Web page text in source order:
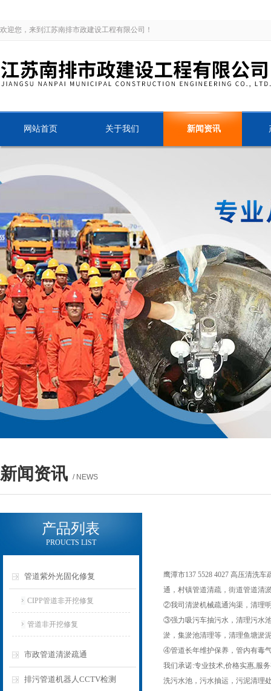
欢迎您，来到江苏南排市政建设工程有限公司！
网站首页 关于我们 新闻资讯
新闻资讯 / NEWS
产品列表
PROUCTS LIST
管道紫外光固化修复
CIPP管道非开挖修复
管道非开挖修复
市政管道清淤疏通
排污管道机器人CCTV检测
鹰潭市137 5528 4027 高压清洗
通，村镇管道清疏，街道管道清
②我司清淤机械疏通沟渠，清理
③强力吸污车抽污水，清理污水
淤，集淤池清理等，清理鱼塘淤
④管道长年维护保养，管内有毒
我们承诺:专业技术,价格实惠,服
洗污水池，污水抽运，污泥清理